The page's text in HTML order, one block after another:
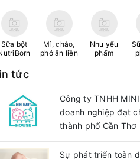
Sữa bột
Mì, cháo,
phở ăn liền
Nhu yếu
phẩm
tức
Công ty TNHH
doanh nghiệp đạt
thành phố Cần Thơ
Sự phát triển toàn